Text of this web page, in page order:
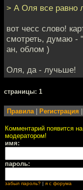
> А Оля все равно
вот чесс слово!
смотреть, думаю -
ан, облом )
Оля, да - лучьше!
cтраницы: 1
Правила | Регистрация |
Комментарий появится
модератором!
имя:
пароль:
забыл пароль? | я с форума